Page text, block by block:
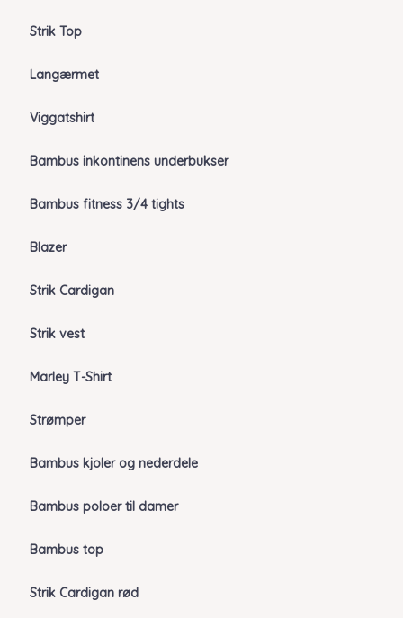
Strik Top
Langærmet
Viggatshirt
Bambus inkontinens underbukser
Bambus fitness 3/4 tights
Blazer
Strik Cardigan
Strik vest
Marley T-Shirt
Strømper
Bambus kjoler og nederdele
Bambus poloer til damer
Bambus top
Strik Cardigan rød